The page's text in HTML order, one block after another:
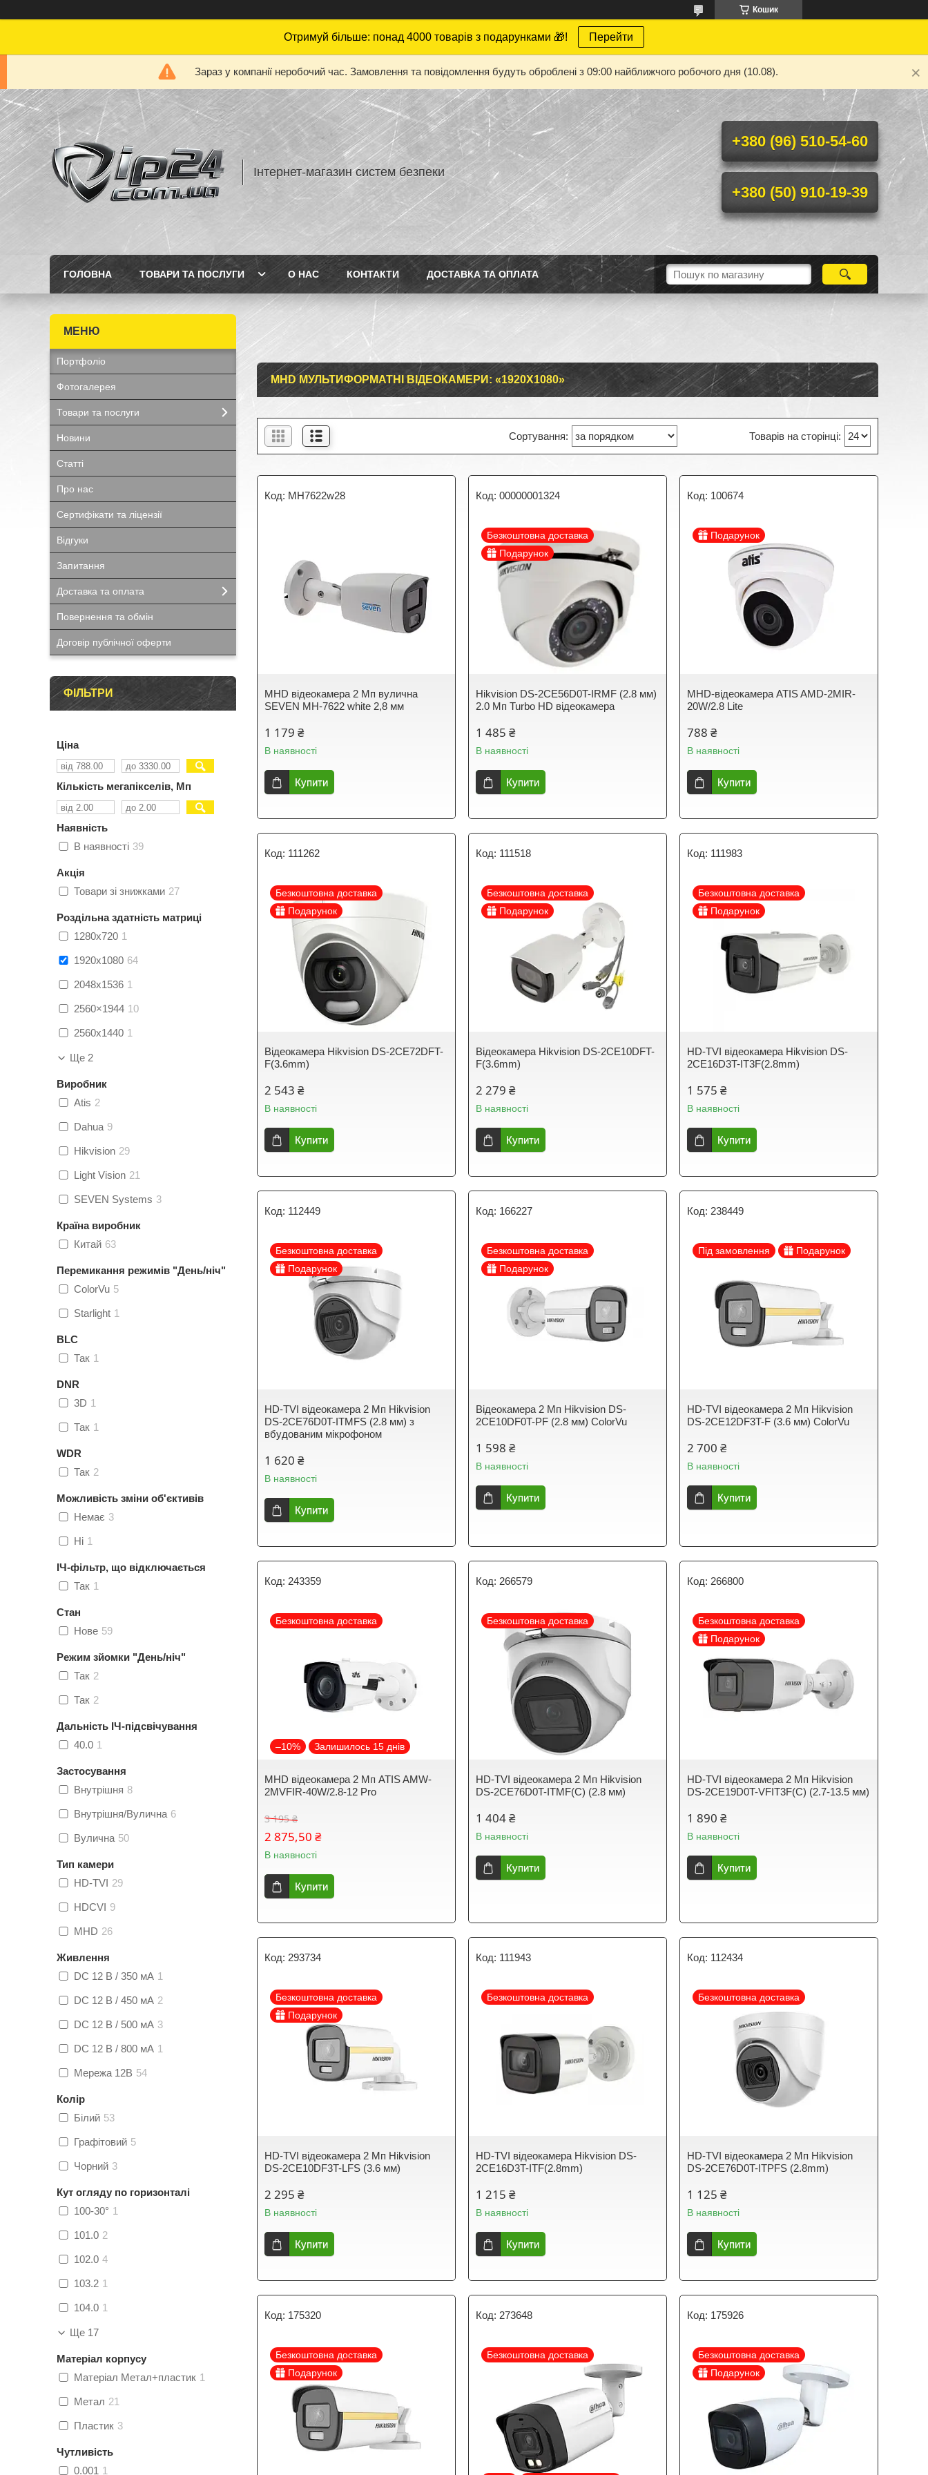
Кошик
Отримуй більше: понад 4000 товарів з подарунками 🎁! Перейти
Зараз у компанії неробочий час. Замовлення та повідомлення будуть оброблені з 09:00 найближчого робочого дня (10.08).
Інтернет-магазин систем безпеки
+380 (96) 510-54-60
+380 (50) 910-19-39
ГОЛОВНА ТОВАРИ ТА ПОСЛУГИ О НАС КОНТАКТИ ДОСТАВКА ТА ОПЛАТА
MHD МУЛЬТИФОРМАТНІ ВІДЕОКАМЕРИ: «1920X1080»
MH7622w28
MHD відеокамера 2 Мп вулична
SEVEN MH-7622 white 2,8 мм
1 179 ₴
В наявності
Купити
00000001324
Безкоштовна доставка
Подарунок
Hikvision DS-2CE56D0T-IRMF (2.8 мм)
2.0 Мп Turbo HD відеокамера
1 485 ₴
В наявності
Купити
100674
Подарунок
MHD-відеокамера ATIS AMD-2MIR-
20W/2.8 Lite
788 ₴
В наявності
Купити
111262
Безкоштовна доставка
Подарунок
Відеокамера Hikvision DS-2CE72DFT-
F(3.6mm)
2 543 ₴
В наявності
Купити
111518
Безкоштовна доставка
Подарунок
Відеокамера Hikvision DS-2CE10DFT-
F(3.6mm)
2 279 ₴
В наявності
Купити
111983
Безкоштовна доставка
Подарунок
HD-TVI відеокамера Hikvision DS-
2CE16D3T-IT3F(2.8mm)
1 575 ₴
В наявності
Купити
112449
Безкоштовна доставка
Подарунок
HD-TVI відеокамера 2 Мп Hikvision
DS-2CE76D0T-ITMFS (2.8 мм) з
вбудованим мікрофоном
1 620 ₴
В наявності
Купити
166227
Безкоштовна доставка
Подарунок
Відеокамера 2 Мп Hikvision DS-
2CE10DF0T-PF (2.8 мм) ColorVu
1 598 ₴
В наявності
Купити
238449
Під замовлення Подарунок
HD-TVI відеокамера 2 Мп Hikvision
DS-2CE12DF3T-F (3.6 мм) ColorVu
2 700 ₴
В наявності
Купити
243359
Безкоштовна доставка
–10% Залишилось 15 днів
MHD відеокамера 2 Мп ATIS AMW-
2MVFIR-40W/2.8-12 Pro
3 195 ₴
2 875,50 ₴
В наявності
Купити
266579
Безкоштовна доставка
HD-TVI відеокамера 2 Мп Hikvision
DS-2CE76D0T-ITMF(C) (2.8 мм)
1 404 ₴
В наявності
Купити
266800
Безкоштовна доставка
Подарунок
HD-TVI відеокамера 2 Мп Hikvision
DS-2CE19D0T-VFIT3F(C) (2.7-13.5 мм)
1 890 ₴
В наявності
Купити
293734
Безкоштовна доставка
Подарунок
HD-TVI відеокамера 2 Мп Hikvision
DS-2CE10DF3T-LFS (3.6 мм)
2 295 ₴
В наявності
Купити
111943
Безкоштовна доставка
HD-TVI відеокамера Hikvision DS-
2CE16D3T-ITF(2.8mm)
1 215 ₴
В наявності
Купити
112434
Безкоштовна доставка
HD-TVI відеокамера 2 Мп Hikvision
DS-2CE76D0T-ITPFS (2.8mm)
1 125 ₴
В наявності
Купити
175320
Безкоштовна доставка
Подарунок
273648
Безкоштовна доставка
175926
Безкоштовна доставка
Подарунок
Портфоліо
Фотогалерея
Товари та послуги
Новини
Статті
Про нас
Сертифікати та ліцензії
Відгуки
Запитання
Доставка та оплата
Повернення та обмін
Договір публічної оферти
ФІЛЬТРИ
Ціна
Кількість мегапікселів, Мп
Наявність
В наявності 39
Акція
Товари зі знижками 27
Роздільна здатність матриці
1280x720 1
1920x1080 64
2048x1536 1
2560×1944 10
2560х1440 1
Ще 2
Виробник
Atis 2
Dahua 9
Hikvision 29
Light Vision 21
SEVEN Systems 3
Країна виробник
Китай 63
Перемикання режимів "День/ніч"
ColorVu 5
Starlight 1
BLC
Так 1
DNR
3D 1
Так 1
WDR
Так 2
Можливість зміни об'єктивів
Немає 3
Ні 1
ІЧ-фільтр, що відключається
Так 1
Стан
Нове 59
Режим зйомки "День/ніч"
Так 2
Так 2
Дальність ІЧ-підсвічування
40.0 1
Застосування
Внутрішня 8
Внутрішня/Вулична 6
Вулична 50
Тип камери
HD-TVI 29
HDCVI 9
MHD 26
Живлення
DC 12 В / 350 мА 1
DC 12 В / 450 мА 2
DC 12 В / 500 мА 3
DC 12 В / 800 мА 1
Мережа 12В 54
Колір
Білий 53
Графітовий 5
Чорний 3
Кут огляду по горизонталі
100-30° 1
101.0 2
102.0 4
103.2 1
104.0 1
Ще 17
Матеріал корпусу
Матеріал Метал+пластик 1
Метал 21
Пластик 3
Чутливість
0.001 1